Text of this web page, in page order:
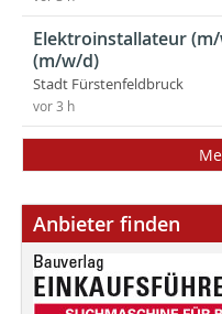
Elektroinstallateur
(m/w/d)
Stadt Fürstenfeldbruck
vor 3 h
Anbieter finden